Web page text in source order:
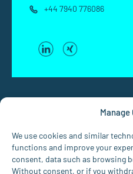
Manage
We use cookies and similar
functions and improve your
consent, data such as browsing
Without consent, or if you
+44 7940 776086